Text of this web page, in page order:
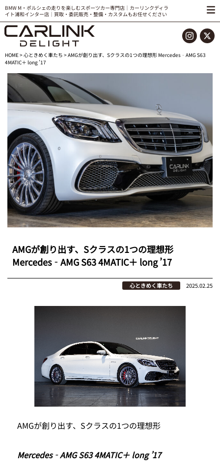
BMW M・ポルシェの走りを楽しむスポーツカー専門店｜カーリンクディラ
イト浦和インター店｜買取・委託販売・整備・カスタムもお任せください
HOME>心ときめく車たち > AMGが創り出す、Sクラスの1つの理想形 Mercedes‐AMG S63
4MATIC＋ long ’17
AMGが創り出す、Sクラスの1つの理想形
Mercedes‐AMG S63 4MATIC＋ long ’17
心ときめく車たち 2025.02.25
AMGが創り出す、Sクラスの1つの理想形
Mercedes‐AMG S63 4MATIC＋ long ’17